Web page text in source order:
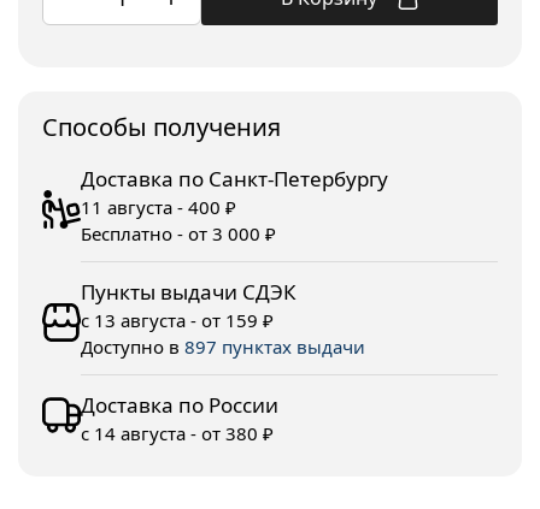
Споcобы получения
Доставка по Санкт-Петербургу
11 августа - 400 ₽
Бесплатно - от 3 000 ₽
Пункты выдачи СДЭК
с 13 августа - от 159 ₽
Доступно в 897 пунктах выдачи
Доставка по России
с 14 августа - от 380 ₽